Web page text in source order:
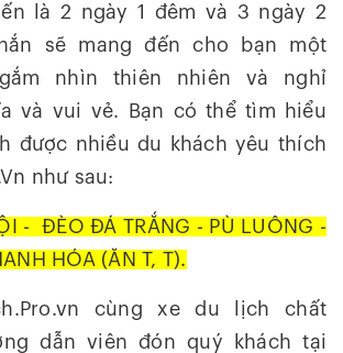
là 2 ngày 1 đêm và 3 ngày 2
sẽ mang đến cho bạn một
nhìn thiên nhiên và nghỉ
và vui vẻ. Bạn có thể tìm hiểu
được nhiều du khách yêu thích
như sau:
- ĐÈO ĐÁ TRẮNG - PÙ LUÔNG -
HÓA (ĂN T, T).
cùng xe du lịch chất
dẫn viên đón quý khách tại